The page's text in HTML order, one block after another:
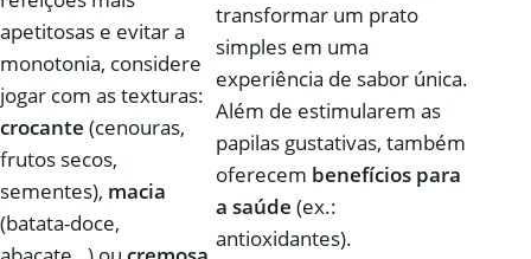
apetitosas e evitar a
monotonia, considere
jogar com as texturas:
crocante (cenouras,
frutos secos,
sementes), macia
(batata-doce,
transformar um prato
simples em uma
experiência de sabor única.
Além de estimularem as
papilas gustativas, também
oferecem benefícios para
a saúde (ex.:
antioxidantes).